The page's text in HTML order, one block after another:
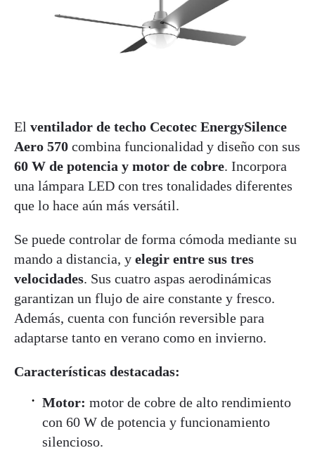
El ventilador de techo Cecotec EnergySilence
Aero 570 combina funcionalidad y diseño con sus
60 W de potencia y motor de cobre. Incorpora
una lámpara LED con tres tonalidades diferentes
que lo hace aún más versátil.
Se puede controlar de forma cómoda mediante su
mando a distancia, y elegir entre sus tres
velocidades. Sus cuatro aspas aerodinámicas
garantizan un flujo de aire constante y fresco.
Además, cuenta con función reversible para
adaptarse tanto en verano como en invierno.
Características destacadas:
Motor: motor de cobre de alto rendimiento
con 60 W de potencia y funcionamiento
silencioso.